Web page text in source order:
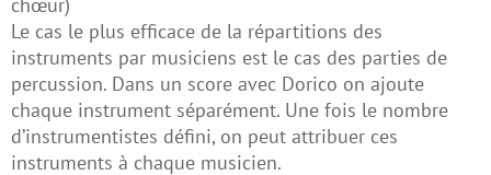
Le cas le plus efficace de la répartitions des
instruments par musiciens est le cas des parties de
percussion. Dans un score avec Dorico on ajoute
chaque instrument séparément. Une fois le nombre
d’instrumentistes défini, on peut attribuer ces
instruments à chaque musicien.